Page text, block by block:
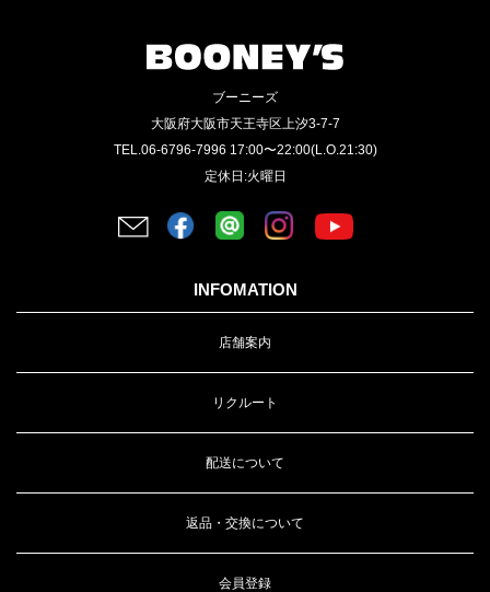
ブーニーズ
大阪府大阪市天王寺区上汐3-7-7
TEL.06-6796-7996 17:00〜22:00(L.O.21:30)
定休日:火曜日
INFOMATION
店舗案内
リクルート
配送について
返品・交換について
会員登録